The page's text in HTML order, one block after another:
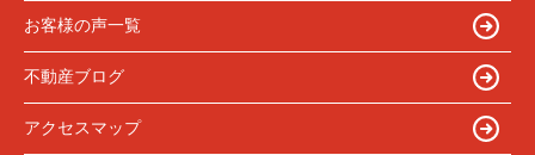
お客様の声一覧
不動産ブログ
アクセスマップ